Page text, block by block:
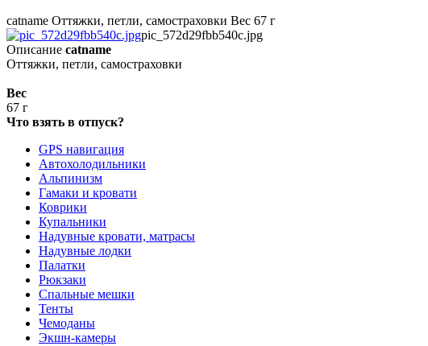
catname Оттяжки, петли, самостраховки Вес 67 г
pic_572d29fbb540c.jpg
Описание catname
Оттяжки, петли, самостраховки
Вес
67 г
Что взять в отпуск?
GPS навигация
Автохолодильники
Альпинизм
Гамаки и кровати
Коврики
Купальники
Надувные кровати, матрасы
Надувные лодки
Палатки
Рюкзаки
Спальные мешки
Тенты
Чемоданы
Экшн-камеры